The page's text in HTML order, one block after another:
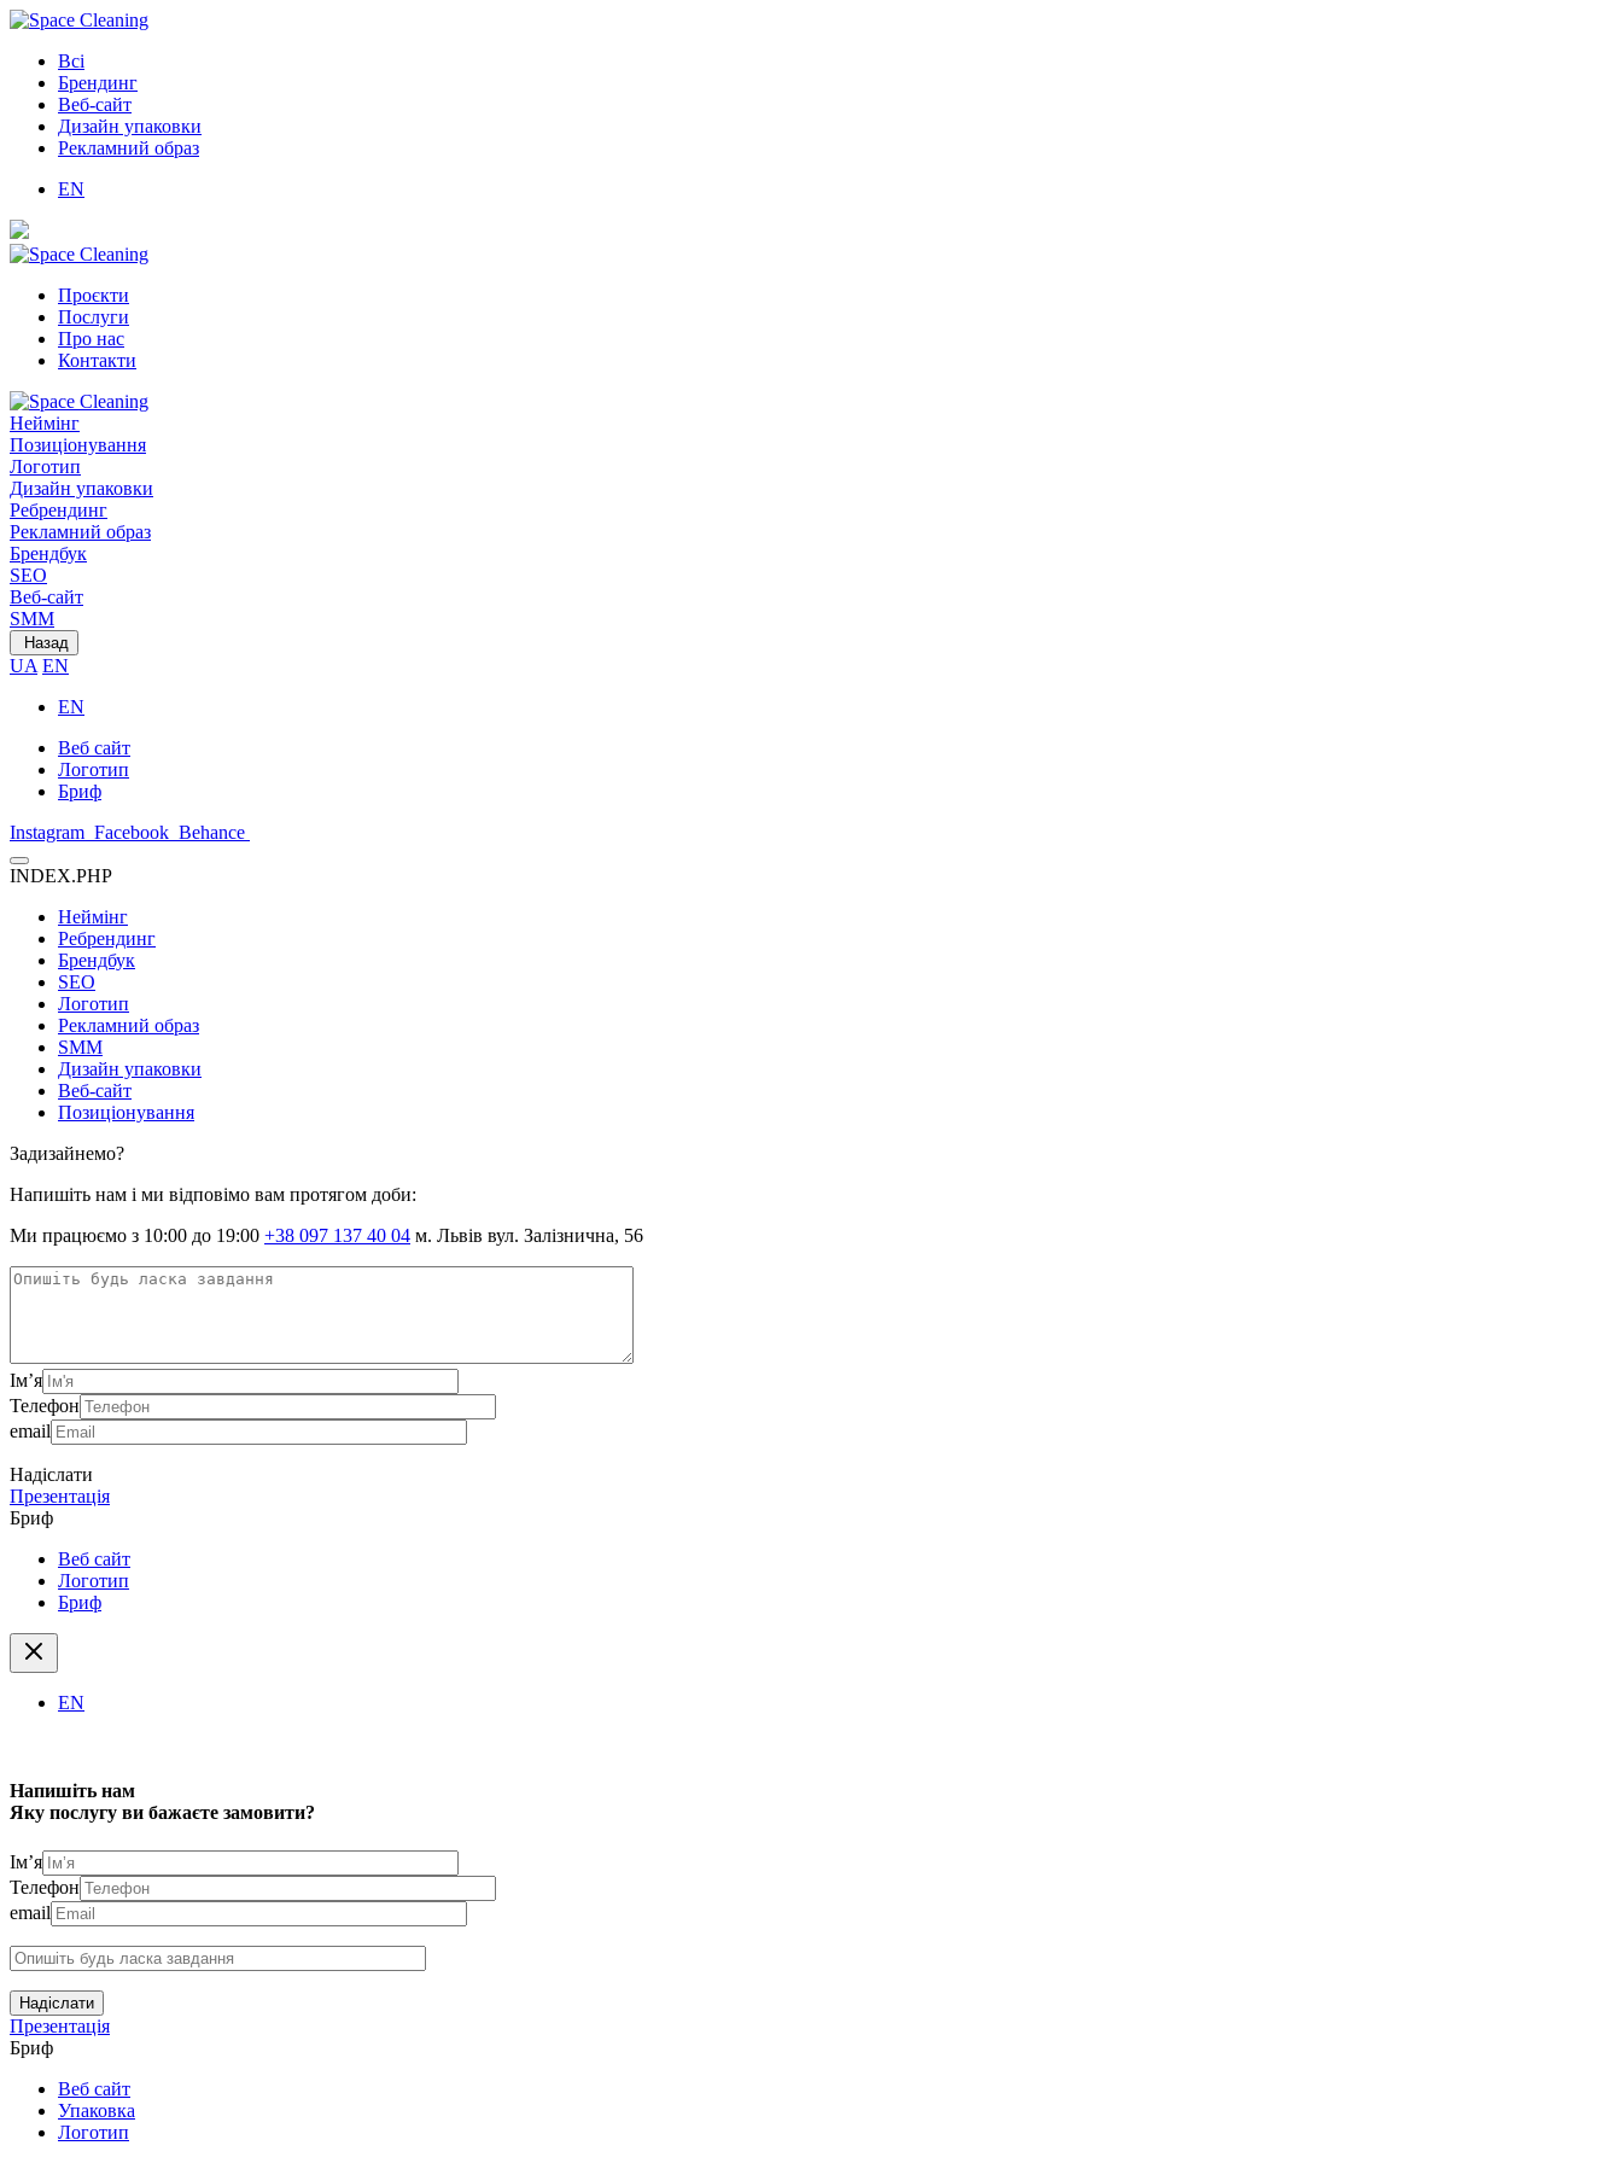
Всі
Брендинг
Веб-сайт
Дизайн упаковки
Рекламний образ
EN
Проєкти
Послуги
Про нас
Контакти
Неймінг
Позиціонування
Логотип
Дизайн упаковки
Ребрендинг
Рекламний образ
Брендбук
SEO
Веб-сайт
SMM
Назад
UA EN
EN
Веб сайт
Логотип
Бриф
Instagram Facebook Behance
INDEX.PHP
Неймінг
Ребрендинг
Брендбук
SEO
Логотип
Рекламний образ
SMM
Дизайн упаковки
Веб-сайт
Позиціонування
Задизайнемо?
Напишіть нам і ми відповімо вам протягом доби:
Ми працюємо з 10:00 до 19:00 +38 097 137 40 04 м. Львів вул. Залізнична, 56
Ім’я
Телефон
email
Надіслати
Презентація
Бриф
Веб сайт
Логотип
Бриф
EN
Напишіть нам
Яку послугу ви бажаєте замовити?
Ім’я
Телефон
email
Надіслати
Презентація
Бриф
Веб сайт
Упаковка
Логотип